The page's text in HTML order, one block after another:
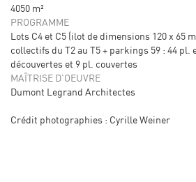
4050 m²
PROGRAMME
Lots C4 et C5 (ilot de dimensions 120 x 65
collectifs du T2 au T5 + parkings 59 : 44 pl.
découvertes et 9 pl. couvertes
MAÎTRISE D'OEUVRE
Dumont Legrand Architectes
Crédit photographies : Cyrille Weiner